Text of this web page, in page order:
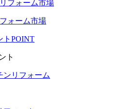
ォーム市場
ト POINT
ト